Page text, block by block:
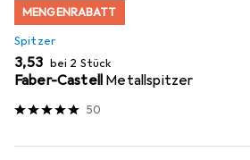
MENGENRABATT
Spitzer
EUR
3,53 bei 2 Stück
Faber-Castell Metallspitzer
50